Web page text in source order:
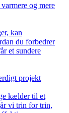
og mere
kan
du forbedrer
et sundere
projekt
kælder til et
vi trin for trin,